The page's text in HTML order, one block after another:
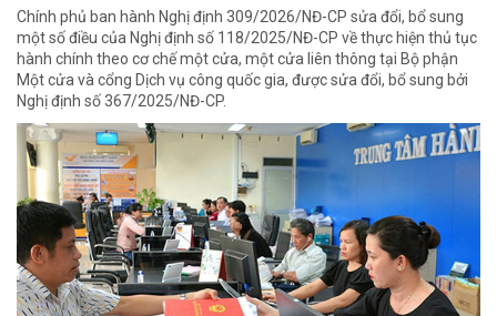
Chính phủ ban hành Nghị định 309/2026/NĐ-CP sửa đổi, bổ sung
một số điều của Nghị định số 118/2025/NĐ-CP về thực hiện thủ tục
hành chính theo cơ chế một cửa, một cửa liên thông tại Bộ phận
Một cửa và cổng Dịch vụ công quốc gia, được sửa đổi, bổ sung bởi
Nghị định số 367/2025/NĐ-CP.